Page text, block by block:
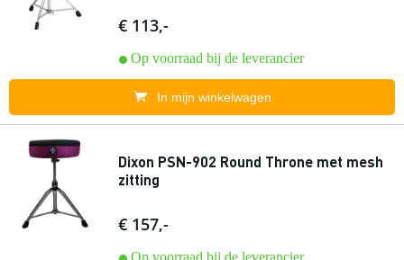
€ 113,-
Op voorraad bij de leverancier
In mijn winkelwagen
Dixon PSN-902 Round Throne met mesh
zitting
€ 157,-
Op voorraad bij de leverancier